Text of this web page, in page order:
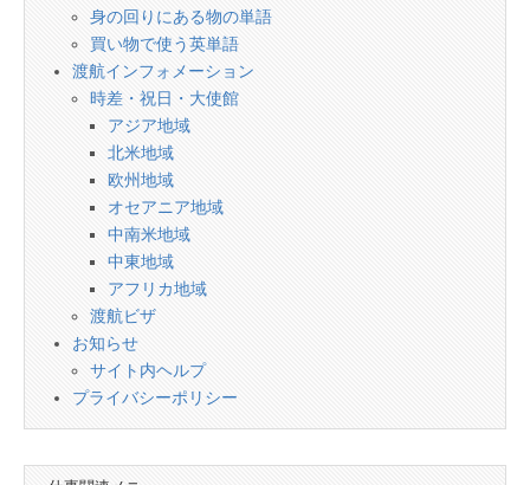
身の回りにある物の単語
買い物で使う英単語
渡航インフォメーション
時差・祝日・大使館
アジア地域
北米地域
欧州地域
オセアニア地域
中南米地域
中東地域
アフリカ地域
渡航ビザ
お知らせ
サイト内ヘルプ
プライバシーポリシー